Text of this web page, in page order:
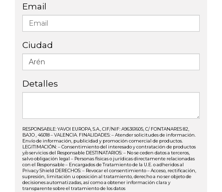
Email
Ciudad
Detalles
RESPONSABLE: YAVOI EUROPA, S.A., CIF/NIF: A96361605, C/ FONTANARES 82,
BAJO , 46018 – VALENCIA. FINALIDADES: – Atender solicitudes de información.
Envío de información, publicidad y promoción comercial de productos.
LEGITIMACIÓN: – Consentimiento del interesado y contratación de productos
y/o servicios del Responsable DESTINATARIOS: – No se ceden datos a terceros,
salvo obligación legal – Personas físicas o jurídicas directamente relacionadas
con el Responsable – Encargados de Tratamiento de la U.E. o adheridos al
Privacy Shield DERECHOS: – Revocar el consentimiento – Acceso, rectificación,
supresión, limitación u oposición al tratamiento, derecho a no ser objeto de
decisiones automatizadas, así como a obtener información clara y
transparente sobre el tratamiento de los datos